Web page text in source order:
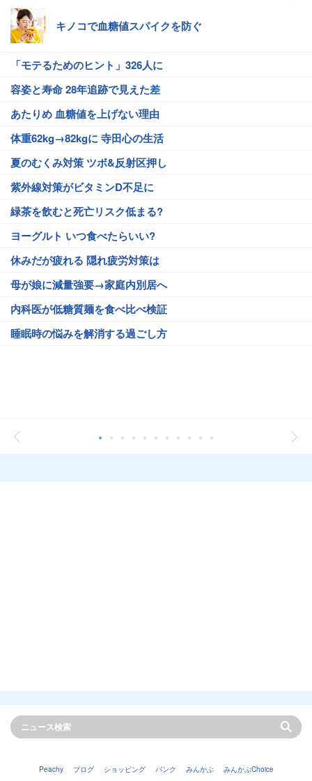
キノコで血糖値スパイクを防ぐ
「モテるためのヒント」326人に
容姿と寿命 28年追跡で見えた差
あたりめ 血糖値を上げない理由
体重62kg→82kgに 寺田心の生活
夏のむくみ対策 ツボ&反射区押し
紫外線対策がビタミンD不足に
緑茶を飲むと死亡リスク低まる?
ヨーグルト いつ食べたらいい?
休みだが疲れる 隠れ疲労対策は
母が娘に減量強要→家庭内別居へ
内科医が低糖質麺を食べ比べ検証
睡眠時の悩みを解消する過ごし方
Peachy ブログ ショッピング バンク みんかぶ みんかぶChoice